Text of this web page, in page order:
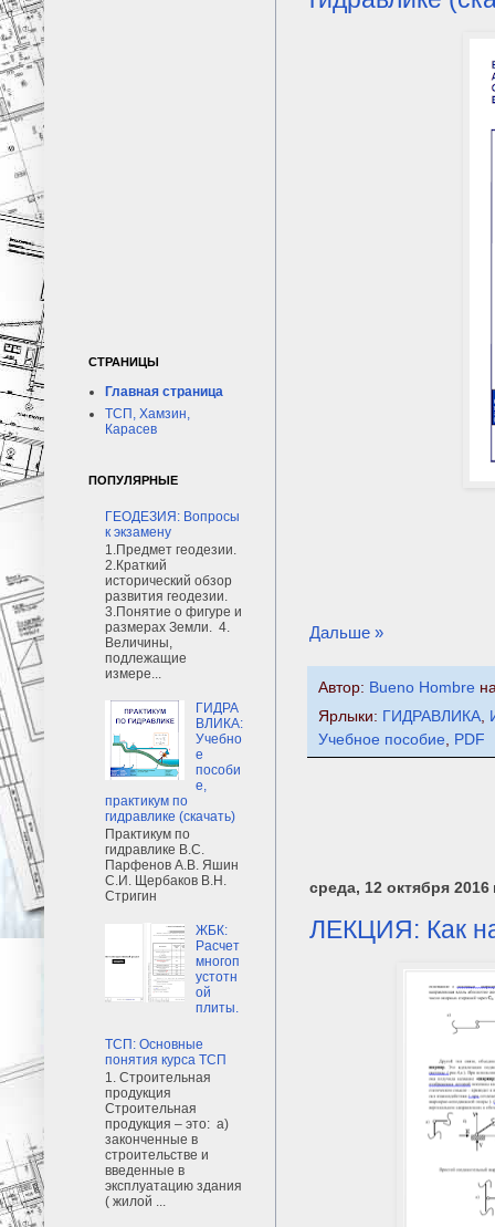
Дальше »
Автор: Bueno Hombre
Ярлыки: ГИДРАВЛИКА,
Учебное пособие, PDF
среда, 12 октября 2016
ЛЕКЦИЯ: Как
СТРАНИЦЫ
Главная страница
ТСП, Хамзин,
Карасев
ПОПУЛЯРНЫЕ
ГЕОДЕЗИЯ: Вопросы
к экзамену
1.Предмет геодезии.
2.Краткий
исторический обзор
развития геодезии.
3.Понятие о фигуре и
размерах Земли. 4.
Величины,
подлежащие
измере...
ГИДРА
ВЛИКА:
Учебно
е
пособи
е,
практикум по
гидравлике (скачать)
Практикум по
гидравлике В.С.
Парфенов А.В. Яшин
С.И. Щербаков В.Н.
Стригин
ЖБК:
Расчет
многоп
устотн
ой
плиты.
ТСП: Основные
понятия курса ТСП
1. Строительная
продукция
Строительная
продукция – это: а)
законченные в
строительстве и
введенные в
эксплуатацию здания
( жилой ...